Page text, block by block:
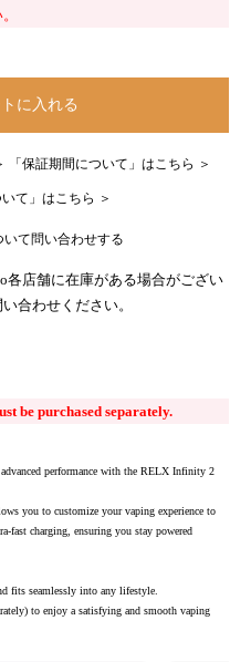
に入れる
「保証期間について」はこちら ＞
て」はこちら ＞
いて問い合わせする
店舗に在庫がある場合がござい
合わせください。
be purchased separately.
advanced performance with the RELX Infinity 2
you to customize your vaping experience to
fast charging, ensuring you stay powered
fits seamlessly into any lifestyle.
to enjoy a satisfying and smooth vaping